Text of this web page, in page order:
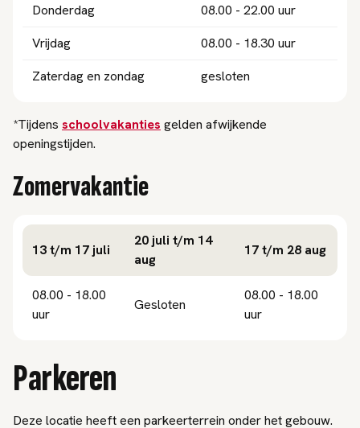
Donderdag
08.00 - 22.00 uur
Vrijdag
08.00 - 18.30 uur
Zaterdag en zondag
gesloten
*Tijdens schoolvakanties gelden afwijkende
openingstijden.
Zomervakantie
13 t/m 17 juli
20 juli t/m 14
aug
17 t/m 28 aug
08.00 - 18.00
uur
Gesloten
08.00 - 18.00
uur
Parkeren
Deze locatie heeft een parkeerterrein onder het gebouw.